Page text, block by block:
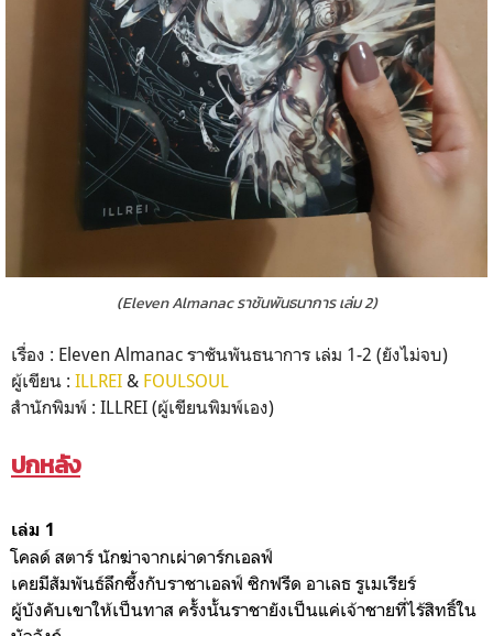
(Eleven Almanac ราชันพันธนาการ เล่ม 2)
เรื่อง : Eleven Almanac ราชันพันธนาการ เล่ม 1-2 (ยังไม่จบ)
ผู้เขียน : ILLREI & FOULSOUL
สำนักพิมพ์ : ILLREI (ผู้เขียนพิมพ์เอง)
ปกหลัง
เล่ม 1
โคลด์ สตาร์ นักฆ่าจากเผ่าดาร์กเอลฟ์
เคยมีสัมพันธ์ลึกซึ้งกับราชาเอลฟ์ ซิกฟรีด อาเลธ รูเมเรียร์
ผู้บังคับเขาให้เป็นทาส ครั้งนั้นราชายังเป็นแค่เจ้าชายที่ไร้สิทธิ์ใน